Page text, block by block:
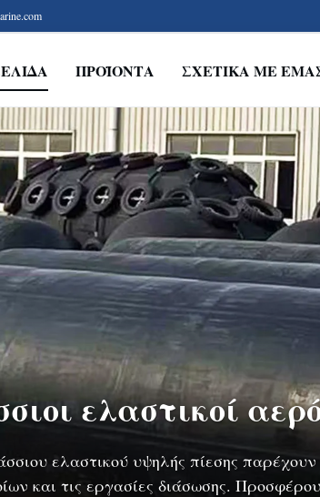
ΠΡΟΪΌΝΤΑ ΣΧΕΤΙΚΆ ΜΕ
ελαστικοί
ελαστικού υψηλής πίεσης
και τις εργασίες διάσωσης.